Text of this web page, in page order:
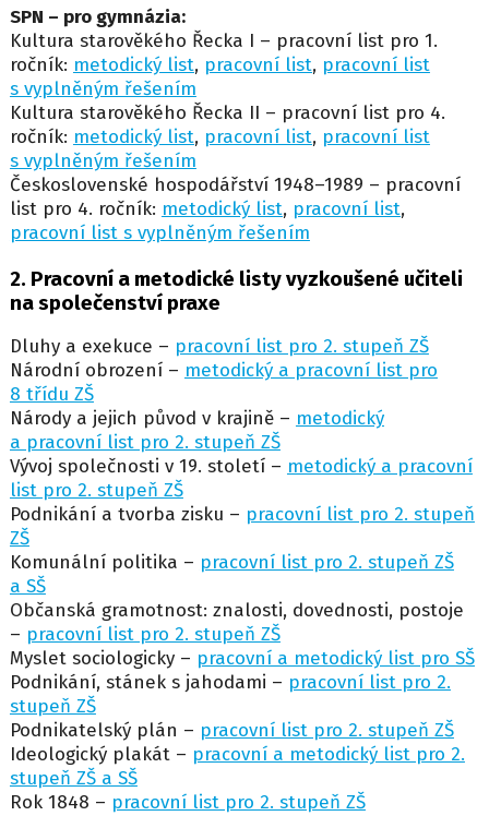
SPN – pro gymnázia:
Kultura starověkého Řecka I – pracovní list pro 1.
ročník: metodický list, pracovní list, pracovní list
s vyplněným řešením
Kultura starověkého Řecka II – pracovní list pro 4.
ročník: metodický list, pracovní list, pracovní list
s vyplněným řešením
Československé hospodářství 1948–1989 – pracovní
list pro 4. ročník: metodický list, pracovní list,
pracovní list s vyplněným řešením
2. Pracovní a metodické listy vyzkoušené učiteli
na společenství praxe
Dluhy a exekuce – pracovní list pro 2. stupeň ZŠ
Národní obrození – metodický a pracovní list pro
8 třídu ZŠ
Národy a jejich původ v krajině – metodický
a pracovní list pro 2. stupeň ZŠ
Vývoj společnosti v 19. století – metodický a pracovní
list pro 2. stupeň ZŠ
Podnikání a tvorba zisku – pracovní list pro 2. stupeň
ZŠ
Komunální politika – pracovní list pro 2. stupeň ZŠ
a SŠ
Občanská gramotnost: znalosti, dovednosti, postoje
– pracovní list pro 2. stupeň ZŠ
Myslet sociologicky – pracovní a metodický list pro SŠ
Podnikání, stánek s jahodami – pracovní list pro 2.
stupeň ZŠ
Podnikatelský plán – pracovní list pro 2. stupeň ZŠ
Ideologický plakát – pracovní a metodický list pro 2.
stupeň ZŠ a SŠ
Rok 1848 – pracovní list pro 2. stupeň ZŠ